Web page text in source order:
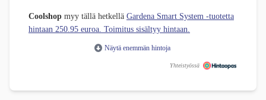
Coolshop myy tällä hetkellä Gardena Smart System -tuotetta
hintaan 250.95 euroa. Toimitus sisältyy hintaan.
Näytä enemmän hintoja
Yhteistyössä